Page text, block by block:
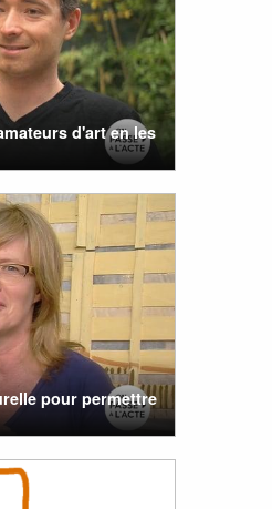
d'art en les
pour permettre